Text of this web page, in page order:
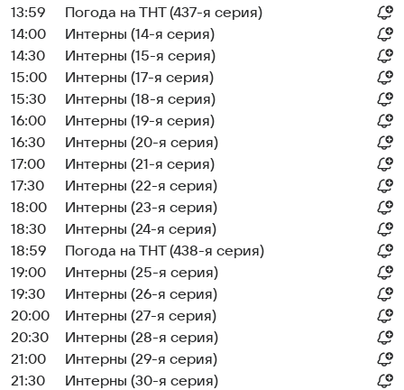
13:59
Погода на ТНТ (437-я серия)
14:00
Интерны (14-я серия)
14:30
Интерны (15-я серия)
15:00
Интерны (17-я серия)
15:30
Интерны (18-я серия)
16:00
Интерны (19-я серия)
16:30
Интерны (20-я серия)
17:00
Интерны (21-я серия)
17:30
Интерны (22-я серия)
18:00
Интерны (23-я серия)
18:30
Интерны (24-я серия)
18:59
Погода на ТНТ (438-я серия)
19:00
Интерны (25-я серия)
19:30
Интерны (26-я серия)
20:00
Интерны (27-я серия)
20:30
Интерны (28-я серия)
21:00
Интерны (29-я серия)
21:30
Интерны (30-я серия)